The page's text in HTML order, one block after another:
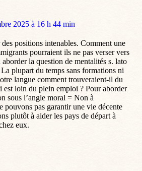
2025 à 16 h 44 min
des positions intenables. Comment une
pourraient ils ne pas verser vers
la question de mentalités s. lato
plupart du temps sans formations ni
langue comment trouveraient-il du
est loin du plein emploi ? Pour aborder
sous l’angle moral = Non à
pouvons pas garantir une vie décente
plutôt à aider les pays de départ à
eux.